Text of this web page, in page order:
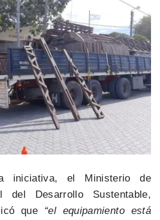
iniciativa, el Ministerio de
del Desarrollo Sustentable,
que “el equipamiento está